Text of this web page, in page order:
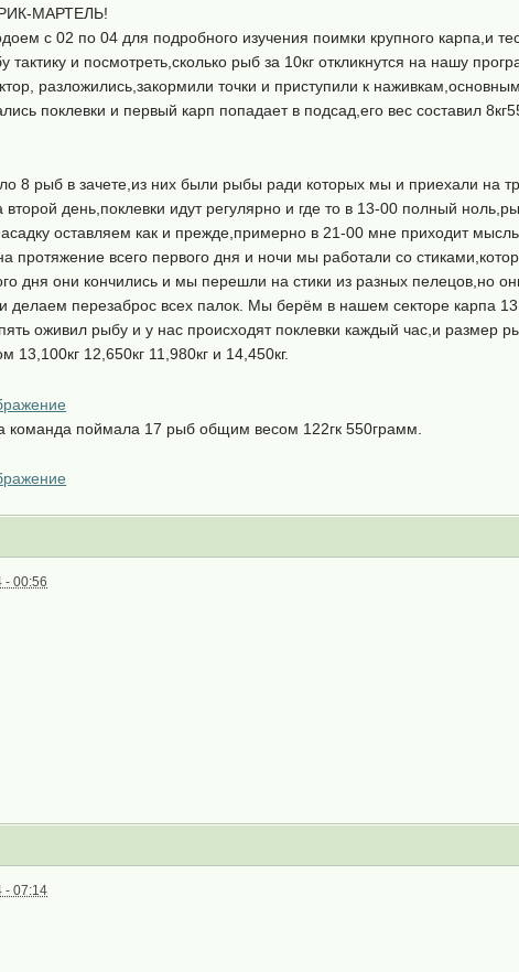
МАРТЕЛЬ!
с 02 по 04 для подробного изучения поимки крупного карпа,и
тактику и посмотреть,сколько рыб за 10кг откликнутся на нашу
разложились,закормили точки и приступили к
поклевки и первый карп попадает в подсад,его вес составил
8 рыб в зачете,из них были рыбы ради которых мы и приехали на
второй день,поклевки идут регулярно и где то в 13-00 полный
оставляем как и прежде,примерно в 21-00 мне приходит
протяжение всего первого дня и ночи мы работали со
дня они кончились и мы перешли на стики из разных пелецов,но
делаем перезаброс всех палок. Мы берём в нашем секторе карпа
оживил рыбу и у нас происходят поклевки каждый час,и размер
13,100кг 12,650кг 11,980кг и 14,450кг.
команда поймала 17 рыб общим весом 122гк 550грамм.
- 00:56
- 07:14